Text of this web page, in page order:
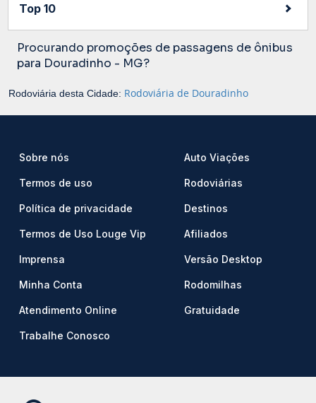
Top 10
Procurando promoções de passagens de ônibus
para Douradinho - MG?
Rodoviária desta Cidade: Rodoviária de Douradinho
Sobre nós
Termos de uso
Política de privacidade
Termos de Uso Louge Vip
Imprensa
Minha Conta
Atendimento Online
Trabalhe Conosco
Auto Viações
Rodoviárias
Destinos
Afiliados
Versão Desktop
Rodomilhas
Gratuidade